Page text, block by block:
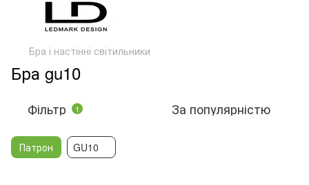
Бра і настінні світильники
Бра gu10
Фільтр 1 За популярністю
Патрон GU10